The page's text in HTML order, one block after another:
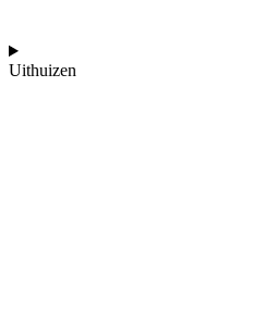
Uithuizen